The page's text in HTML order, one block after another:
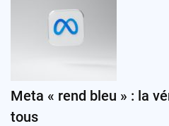
Meta « rend bleu » : la
tous